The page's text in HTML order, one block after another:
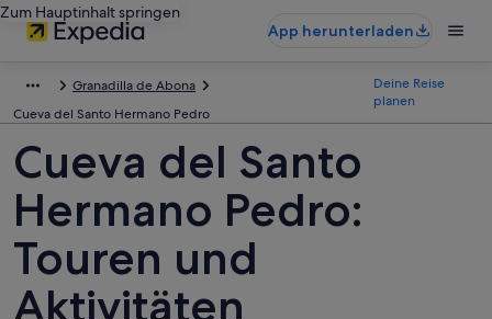
Zum Hauptinhalt springen
App herunterladen
Granadilla de Abona
Cueva del Santo Hermano Pedro
Deine Reise
planen
Cueva del Santo
Hermano Pedro:
Touren und
Aktivitäten